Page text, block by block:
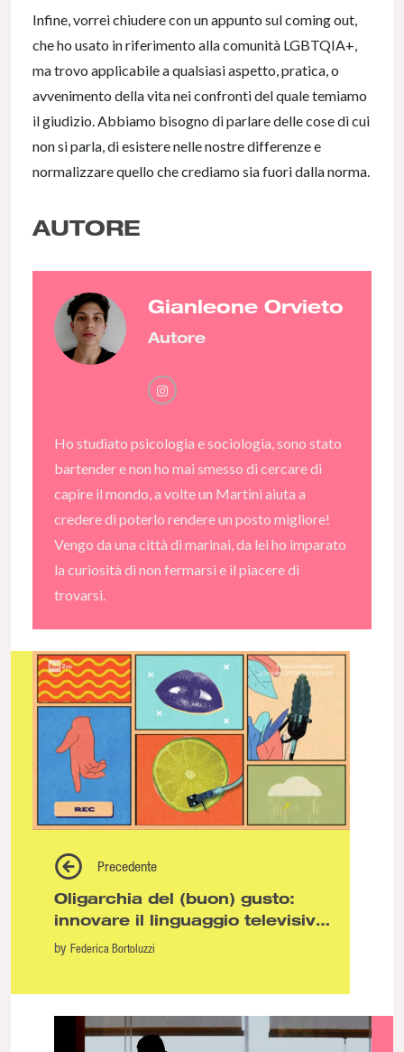
Infine, vorrei chiudere con un appunto sul coming out,
che ho usato in riferimento alla comunità LGBTQIA+,
ma trovo applicabile a qualsiasi aspetto, pratica, o
avvenimento della vita nei confronti del quale temiamo
il giudizio. Abbiamo bisogno di parlare delle cose di cui
non si parla, di esistere nelle nostre differenze e
normalizzare quello che crediamo sia fuori dalla norma.
AUTORE
Gianleone Orvieto
Autore
Ho studiato psicologia e sociologia, sono stato
bartender e non ho mai smesso di cercare di
capire il mondo, a volte un Martini aiuta a
credere di poterlo rendere un posto migliore!
Vengo da una città di marinai, da lei ho imparato
la curiosità di non fermarsi e il piacere di
trovarsi.
Precedente
Oligarchia del (buon) gusto:
innovare il linguaggio televisivo
è una questione politica
by Federica Bortoluzzi